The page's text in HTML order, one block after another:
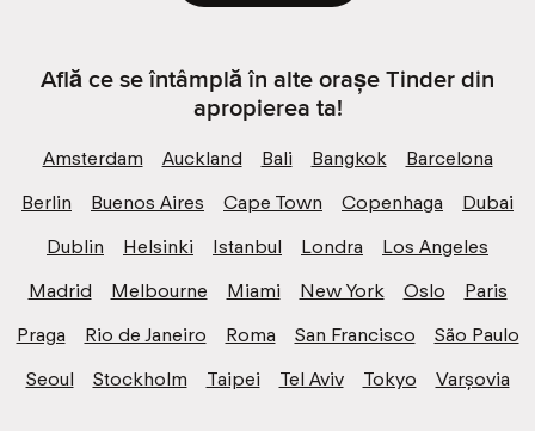
Află ce se întâmplă în alte orașe Tinder din
apropierea ta!
Amsterdam Auckland Bali Bangkok
Barcelona
Berlin
Buenos Aires Cape Town Copenhaga
Dubai
Dublin
Helsinki Istanbul Londra
Los Angeles
Madrid
Melbourne Miami New York Oslo
Paris
Praga
Rio de Janeiro Roma San Francisco
São Paulo
Seoul
Stockholm Taipei Tel Aviv Tokyo Varșovia